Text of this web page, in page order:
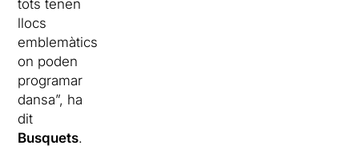
tots tenen
llocs
emblemàtics
on poden
programar
dansa”, ha
dit
Busquets.